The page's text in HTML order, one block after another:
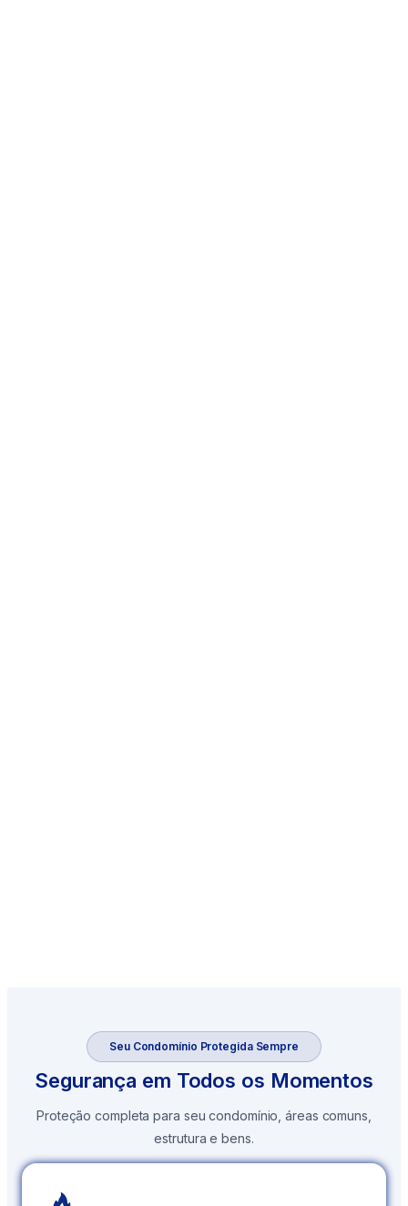
Seu Condomínio Protegida Sempre
Segurança em Todos os Momentos
Proteção completa para seu condomínio, áreas comuns,
estrutura e bens.